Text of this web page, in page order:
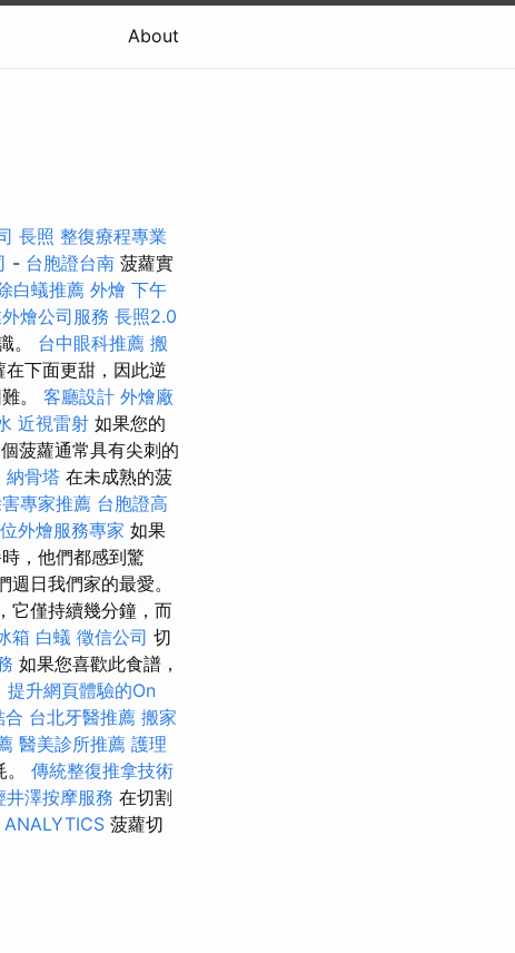
About
長照 整復療程專業
- 台胞證台南 菠蘿實
白蟻推薦 外燴 下午
燴公司服務 長照2.0
。 台中眼科推薦 搬
下面更甜，因此逆
。 客廳設計 外燴廠
近視雷射 如果您的
菠蘿通常具有尖刺的
納骨塔 在未成熟的菠
專家推薦 台胞證高
外燴服務專家 如果
，他們都感到驚
週日我們家的最愛。
它僅持續幾分鐘，而
箱 白蟻 徵信公司 切
如果您喜歡此食譜，
提升網頁體驗的On
合 台北牙醫推薦 搬家
醫美診所推薦 護理
傳統整復推拿技術
井澤按摩服務 在切割
ANALYTICS 菠蘿切